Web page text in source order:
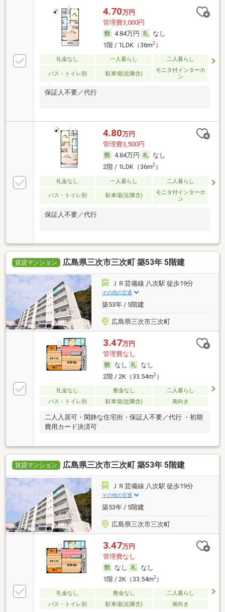
4.70万円
管理費3,000円
4.84万円
なし
1階 / 1LDK（36m2）
礼金なし 一人暮らし 二人暮らし
バス・トイレ別 駐車場(近隣含)
モニタ付インターホ
ン
保証人不要／代行
4.80万円
管理費3,500円
4.84万円
なし
2階 / 1LDK（36m2）
礼金なし 一人暮らし 二人暮らし
バス・トイレ別 駐車場(近隣含)
モニタ付インターホ
ン
保証人不要／代行
賃貸マンション 広島県三次市三次町 築53年 5階建
ＪＲ芸備線 八次駅 徒歩19分
その他の交通
築53年 / 5階建
広島県三次市三次町
3.47万円
管理費なし
なし
なし
2階 / 2K（33.54m2）
礼金なし 敷金なし
二人暮らし
バス・トイレ別
駐車場(近隣含) 南向き
二人入居可・閑静な住宅街・保証人不要／代行 ・初期
費用カード決済可
賃貸マンション 広島県三次市三次町 築53年 5階建
ＪＲ芸備線 八次駅 徒歩19分
その他の交通
築53年 / 5階建
広島県三次市三次町
3.47万円
管理費なし
なし
なし
1階 / 2K（33.54m2）
礼金なし 敷金なし
二人暮らし
バス・トイレ別
駐車場(近隣含) 南向き